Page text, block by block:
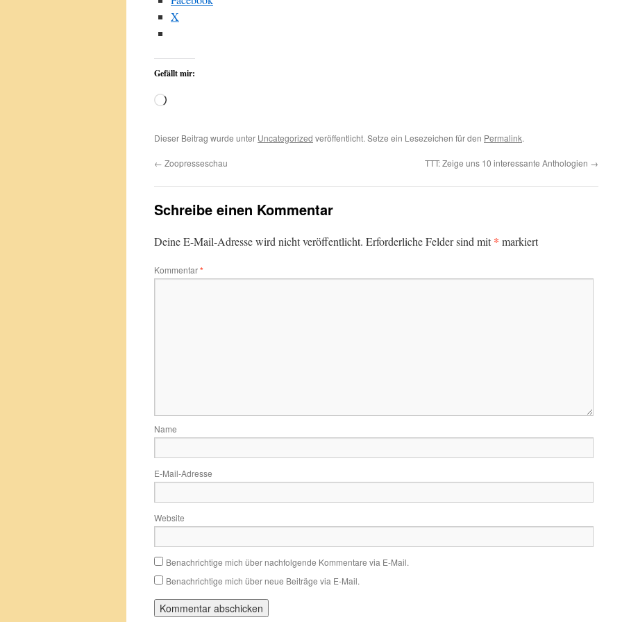
X
Gefällt mir:
Dieser Beitrag wurde unter Uncategorized veröffentlicht. Setze ein Lesezeichen für den Permalink.
← Zoopresseschau TTT: Zeige uns 10 interessante Anthologien →
Schreibe einen Kommentar
Deine E-Mail-Adresse wird nicht veröffentlicht. Erforderliche Felder sind mit* markiert
Kommentar*
Name
E-Mail-Adresse
Website
Benachrichtige mich über nachfolgende Kommentare via E-Mail.
Benachrichtige mich über neue Beiträge via E-Mail.